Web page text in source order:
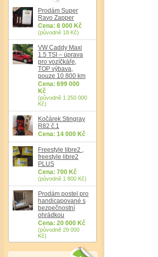
Prodám Super
Ravo Zapper
Cena: 8 000 Kč
(původně 18 Kč)
VW Caddy Maxi
1.5 TSI – úprava
pro vozíčkáře,
TOP výbava,
pouze 10 800 km
Cena: 699 000
Kč
(původně 1 250 000
Kč)
Kočárek Stingray
R82 č.1
Cena: 14 000 Kč
Freestyle libre2 ,
freestyle libre2
PLUS
Cena: 700 Kč
(původně 1 800 Kč)
Prodám postel pro
handicapované s
bezpečnostní
ohrádkou
Cena: 20 000 Kč
(původně 29 000
Kč)